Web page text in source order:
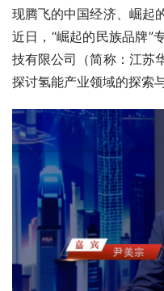
现腾飞的中国经济、崛起
近日，“崛起的民族品牌”
技有限公司（简称：江苏
探讨氢能产业领域的探索